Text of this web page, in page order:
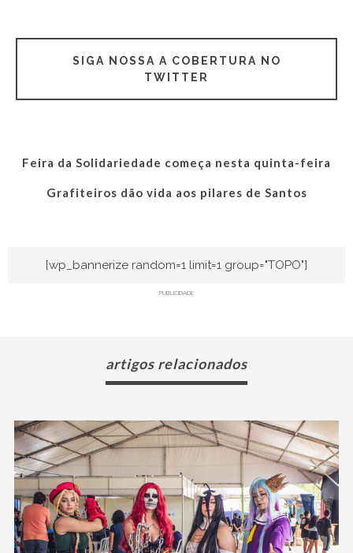
SIGA NOSSA A COBERTURA NO
TWITTER
Feira da Solidariedade começa nesta quinta-feira
Grafiteiros dão vida aos pilares de Santos
[wp_bannerize random=1 limit=1 group="TOPO"]
PUBLICIDADE
artigos relacionados